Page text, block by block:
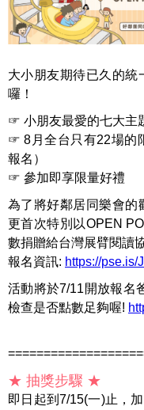
大小朋友期待已久的統
囉！
☞ 小朋友最愛的七大主
☞ 8月全台只有22場的
報名）
☞ 參加即享限量好禮
為了將好鄰居同樂會的
更首次特別以OPEN
數捐贈給台灣展臂閱讀
報名資訊: https://pse.is/
活動將於7/11開放報名
檢查是否點數足夠喔!
★ 抽獎步驟 ★
即日起到7/15(一)止，